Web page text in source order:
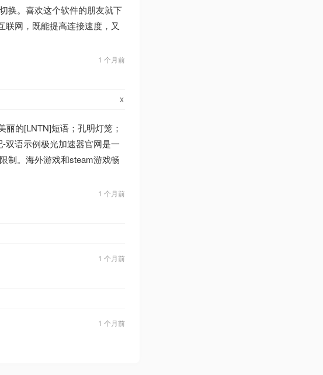
换。喜欢这个软件的朋友就下
联网，既能提高连接速度，又
1 个月前
x
丽的[LNTN]短语；孔明灯笼；
双语示例极光加速器官网是一
制。海外游戏和steam游戏畅
1 个月前
1 个月前
1 个月前